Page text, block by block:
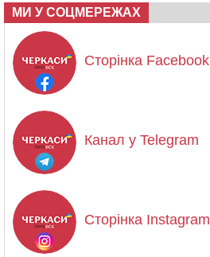
МИ У СОЦМЕРЕЖАХ
Сторінка Facebook
Канал у Telegram
Сторінка Instagram